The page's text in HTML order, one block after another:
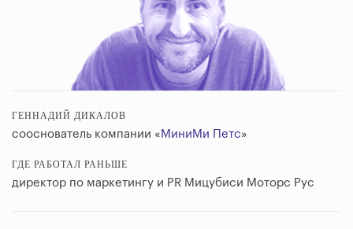
ГЕННАДИЙ ДИКАЛОВ
сооснователь компании « МиниМи Петс»
ГДЕ РАБОТАЛ РАНЬШЕ
директор по маркетингу и PR Мицубиси Моторс Рус